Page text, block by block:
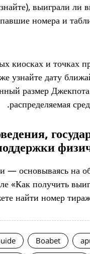
выиграли
номера и
киосках и точках
узнайте дату
размер
распределяемая
основываясь на
«Как получить
найти номер
Boabet